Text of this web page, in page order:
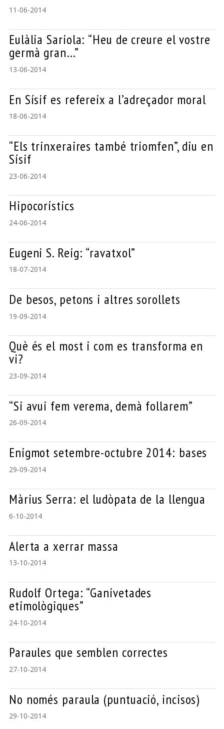
11-06-2014
Eulàlia Sariola: “Heu de creure el vostre
germà gran…”
13-06-2014
En Sísif es refereix a l’adreçador moral
18-06-2014
“Els trinxeraires també triomfen”, diu en
Sísif
23-06-2014
Hipocorístics
24-06-2014
Eugeni S. Reig: “ravatxol”
18-07-2014
De besos, petons i altres sorollets
19-09-2014
Què és el most i com es transforma en
vi?
23-09-2014
“Si avui fem verema, demà follarem”
26-09-2014
Enigmot setembre-octubre 2014: bases
29-09-2014
Màrius Serra: el ludòpata de la llengua
6-10-2014
Alerta a xerrar massa
13-10-2014
Rudolf Ortega: “Ganivetades
etimològiques”
24-10-2014
Paraules que semblen correctes
27-10-2014
No només paraula (puntuació, incisos)
29-10-2014